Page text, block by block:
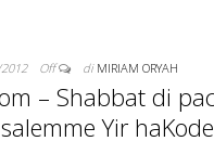
Off di MIRIAM ORYAH
– Shabbat di
Yir